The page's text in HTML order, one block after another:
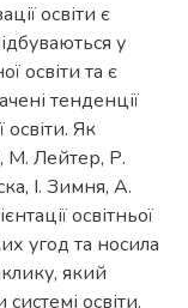
освіти є
у
освіти та є
тенденції
Як
М. Лейтер, Р.
І. Зимня, А.
освітньої
угод та носила
який
освіти.